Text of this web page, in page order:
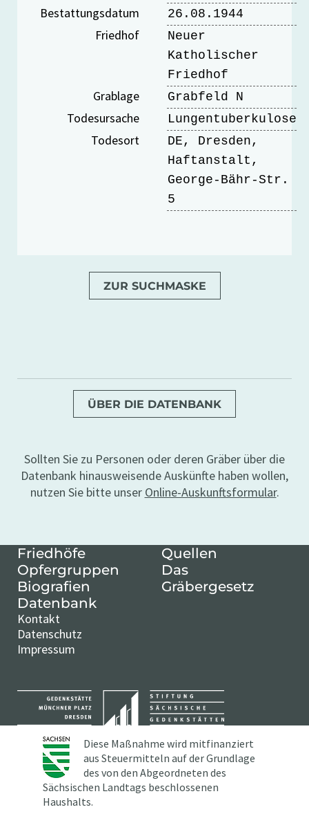
Bestattungsdatum 26.08.1944
Friedhof
Neuer
Katholischer
Friedhof
Grablage Grabfeld N
Todesursache Lungentuberkulose
Todesort
DE, Dresden,
Haftanstalt,
George-Bähr-Str.
5
ZUR SUCHMASKE
ÜBER DIE DATENBANK
Sollten Sie zu Personen oder deren Gräber über die
Datenbank hinausweisende Auskünfte haben wollen,
nutzen Sie bitte unser Online-Auskunftsformular.
Friedhöfe
Opfergruppen
Biografien
Datenbank
Quellen
Das
Gräbergesetz
Kontakt
Datenschutz
Impressum
Diese Maßnahme wird mitfinanziert
aus Steuermitteln auf der Grundlage
des von den Abgeordneten des
Sächsischen Landtags beschlossenen
Haushalts.